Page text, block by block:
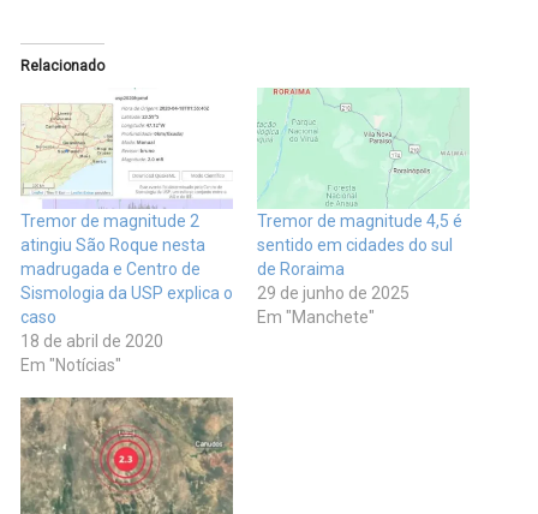
Relacionado
Tremor de magnitude 2
atingiu São Roque nesta
madrugada e Centro de
Sismologia da USP explica o
caso
18 de abril de 2020
Em "Notícias"
Tremor de magnitude 4,5 é
sentido em cidades do sul
de Roraima
29 de junho de 2025
Em "Manchete"